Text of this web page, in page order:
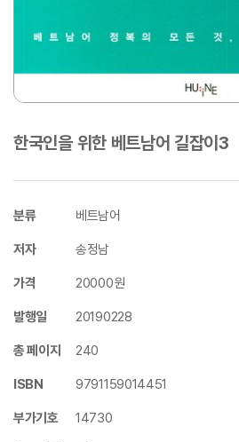
한국인을 위한 베트남어 길잡이3
분류 베트남어
저자 송정남
가격 20000원
발행일 20190228
총 페이지 240
ISBN 9791159014451
부가기호 14730